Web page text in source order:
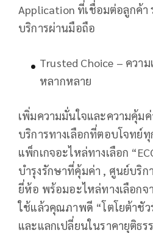
Application ที่เชื่อมต่อลูกค้า
บริการผ่านมือถือ
Trusted Choice – ควา
หลากหลาย
เพิ่มความมั่นใจและความคุ้ม
บริการทางเลือกที่ตอบโจทย์ทุ
แพ็กเกจอะไหล่ทางเลือก
บำรุงรักษาที่คุ้มค่า , ศูนย์บริก
ยี่ห้อ พร้อมอะไหล่ทางเลือกจ
ใช้แล้วคุณภาพดี “โตโยต้าชั
และแลกเปลี่ยนในราคายุติธร